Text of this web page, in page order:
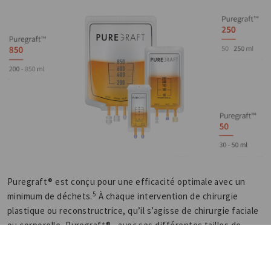
Puregraft® est conçu pour une efficacité optimale avec un
minimum de déchets.5 À chaque intervention de chirurgie
plastique ou reconstructrice, qu’il s’agisse de chirurgie faciale
ou corporelle, Puregraft® , avec ses différentes tailles de